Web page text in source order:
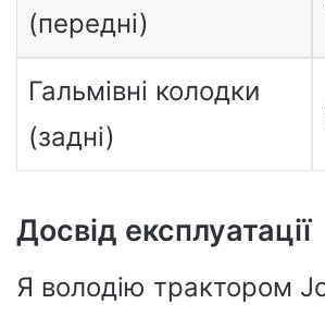
(передні)
Гальмівні колодки
(задні)
Досвід експлуатації
Я володію трактором